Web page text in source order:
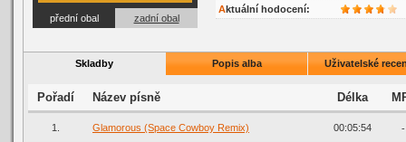
přední obal zadní obal
Aktuální hodocení:
Skladby Popis alba Uživatelské
Pořadí Název písně Délka
1. Glamorous (Space Cowboy Remix) 00:05:54 -